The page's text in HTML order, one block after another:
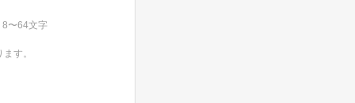
〜64文字
す。